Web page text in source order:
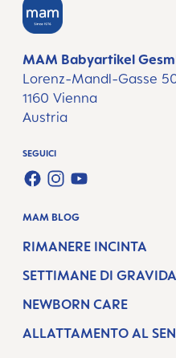
MAM Babyartikel
Lorenz-Mandl-Gasse
1160 Vienna
Austria
SEGUICI
FACEBOOK
INSTAGRAM
YOUTUBE
MAM BLOG
RIMANERE INCINTA
SETTIMANE DI
NEWBORN CARE
ALLATTAMENTO AL